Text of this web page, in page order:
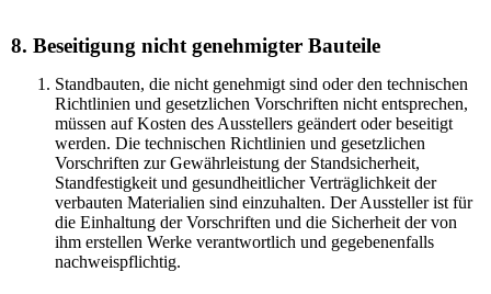
8. Beseitigung nicht genehmigter Bauteile
Standbauten, die nicht genehmigt sind oder den technischen
Richtlinien und gesetzlichen Vorschriften nicht entsprechen,
müssen auf Kosten des Ausstellers geändert oder beseitigt
werden. Die technischen Richtlinien und gesetzlichen
Vorschriften zur Gewährleistung der Standsicherheit,
Standfestigkeit und gesundheitlicher Verträglichkeit der
verbauten Materialien sind einzuhalten. Der Aussteller ist für
die Einhaltung der Vorschriften und die Sicherheit der von
ihm erstellen Werke verantwortlich und gegebenenfalls
nachweispflichtig.